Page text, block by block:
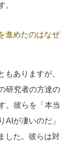
。
進めたのはなぜ
もありますが、
研究者の方達の
。彼らを「本当
AIが凄いのだ」
した。彼らは対